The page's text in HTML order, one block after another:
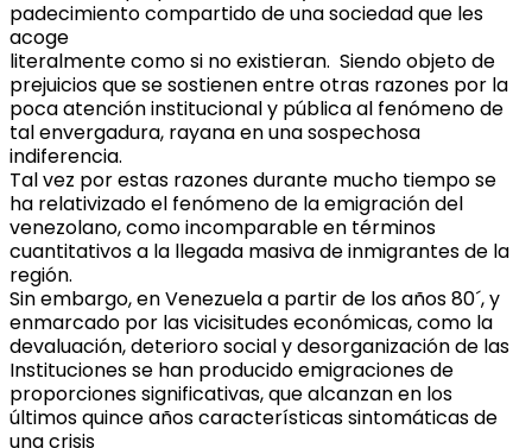
padecimiento compartido de una sociedad que les
acoge
literalmente como si no existieran. Siendo objeto de
prejuicios que se sostienen entre otras razones por la
poca atención institucional y pública al fenómeno de
tal envergadura, rayana en una sospechosa
indiferencia.
Tal vez por estas razones durante mucho tiempo se
ha relativizado el fenómeno de la emigración del
venezolano, como incomparable en términos
cuantitativos a la llegada masiva de inmigrantes de la
región.
Sin embargo, en Venezuela a partir de los años 80´, y
enmarcado por las vicisitudes económicas, como la
devaluación, deterioro social y desorganización de las
Instituciones se han producido emigraciones de
proporciones significativas, que alcanzan en los
últimos quince años características sintomáticas de
una crisis